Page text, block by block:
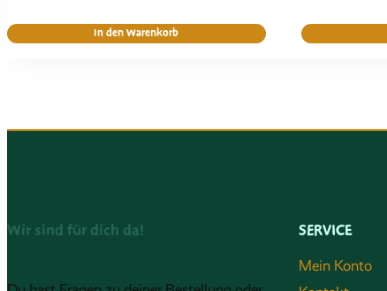
In den Warenkorb
Wir sind für dich da! SERVICE
Mein Konto